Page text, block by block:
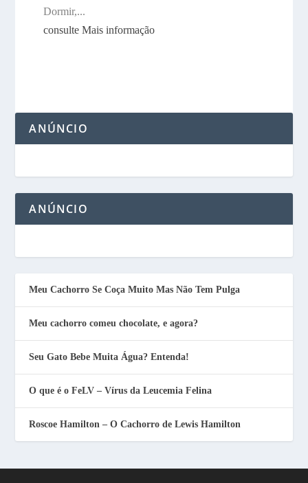
Dormir,...
consulte Mais informação
ANÚNCIO
ANÚNCIO
Meu Cachorro Se Coça Muito Mas Não Tem Pulga
Meu cachorro comeu chocolate, e agora?
Seu Gato Bebe Muita Água? Entenda!
O que é o FeLV – Vírus da Leucemia Felina
Roscoe Hamilton – O Cachorro de Lewis Hamilton